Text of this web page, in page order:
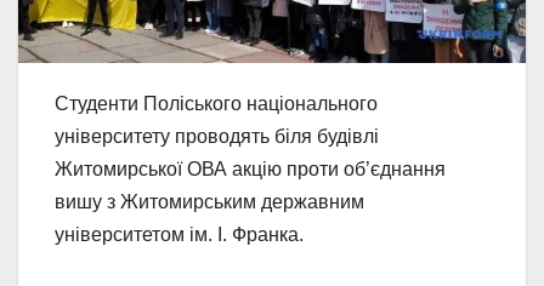
Студенти Поліського національного
університету проводять біля будівлі
Житомирської ОВА акцію проти об’єднання
вишу з Житомирським державним
університетом ім. І. Франка.